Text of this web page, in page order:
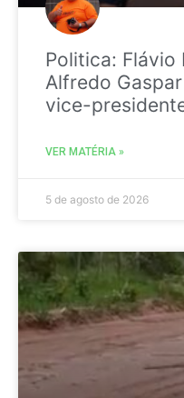
Politica: Flávio
Alfredo
vice-
VER MATÉRIA »
5 de agosto de 2026